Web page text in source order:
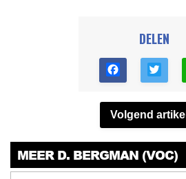
DELEN
Volgend artikel
MEER D. BERGMAN (VOC)